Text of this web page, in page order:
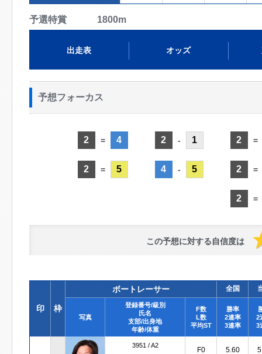
予選特賞 1800m
出走表 オッズ
予想フォーカス
2 = 4
2 = 5
2 - 1
4 - 5
2 =
2 =
2 =
この予想に対する自信度は
印 枠
ボートレーサー 全国
写真
登録番号/級別
氏名
支部/出身地
年齢/体重
F数
L数
平均ST
勝率
2連率
3連率
2
3
3951 /A2
F0
5.60